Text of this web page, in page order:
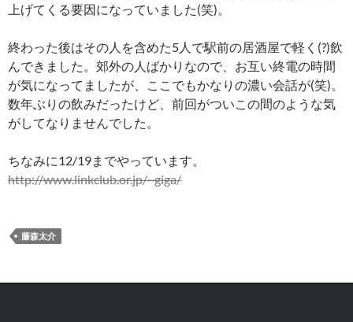
上げてくる要因になっていました(笑)。
終わった後はその人を含めた5人で駅前の居酒屋で軽く(?)飲
んできました。郊外の人ばかりなので、お互い終電の時間
が気になってましたが、ここでもかなりの濃い会話が(笑)。
数年ぶりの飲みだったけど、前回がついこの間のような気
がしてなりませんでした。
ちなみに12/19までやっています。
http://www.linkclub.or.jp/~giga/
藤森太介